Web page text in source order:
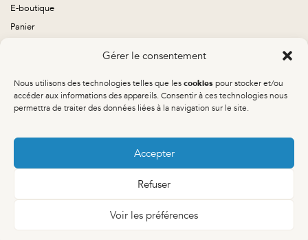
Gérer le consentement
Nous utilisons des technologies telles que les cookies pour stocker et/ou
accéder aux informations des appareils. Consentir à ces technologies nous
permettra de traiter des données liées à la navigation sur le site.
Accepter
Refuser
Voir les préférences
E-boutique
Panier
Conditions générales de vente
COLLECTIONS
Aube
Neptune
Orion